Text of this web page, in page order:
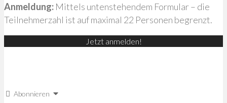
Anmeldung: Mittels untenstehendem Formular – die
Teilnehmerzahl ist auf maximal 22 Personen begrenzt.
Jetzt anmelden!
Abonnieren